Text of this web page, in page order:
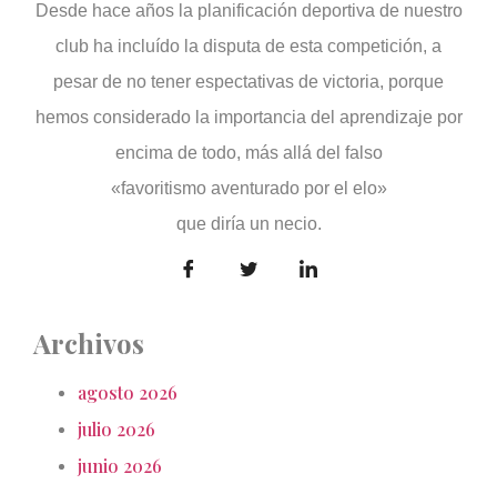
Desde hace años la planificación deportiva de nuestro
club ha incluído la disputa de esta competición, a
pesar de no tener espectativas de victoria, porque
hemos considerado la importancia del aprendizaje por
encima de todo, más allá del falso
«favoritismo aventurado por el elo»
que diría un necio.
Archivos
agosto 2026
julio 2026
junio 2026